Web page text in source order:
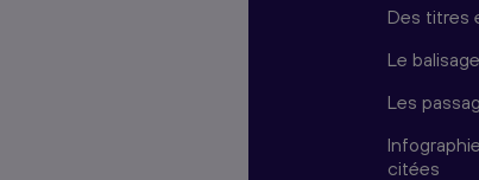
Des titres
Le
Les
citées